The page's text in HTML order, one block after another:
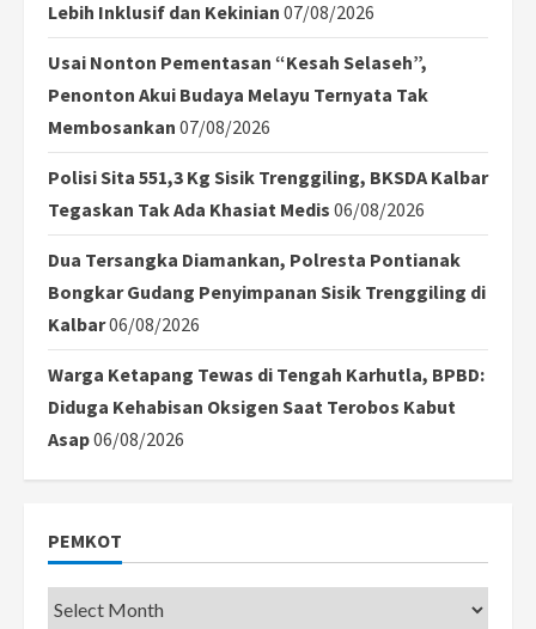
Lebih Inklusif dan Kekinian 07/08/2026
Usai Nonton Pementasan “Kesah Selaseh”,
Penonton Akui Budaya Melayu Ternyata Tak
Membosankan 07/08/2026
Polisi Sita 551,3 Kg Sisik Trenggiling, BKSDA Kalbar
Tegaskan Tak Ada Khasiat Medis 06/08/2026
Dua Tersangka Diamankan, Polresta Pontianak
Bongkar Gudang Penyimpanan Sisik Trenggiling di
Kalbar06/08/2026
Warga Ketapang Tewas di Tengah Karhutla, BPBD:
Diduga Kehabisan Oksigen Saat Terobos Kabut
Asap06/08/2026
PEMKOT
Pemkot